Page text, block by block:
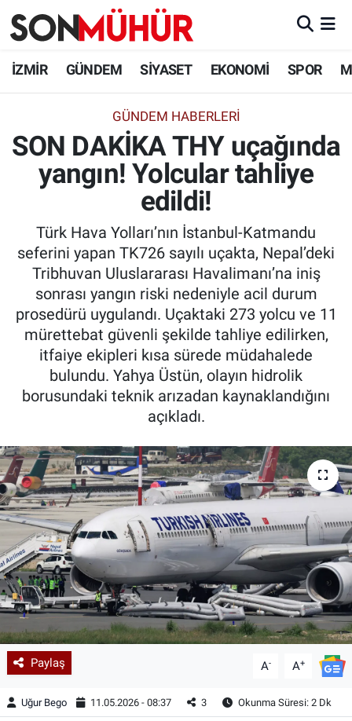
İZMİR GÜNDEM SİYASET EKONOMİ SPOR
GÜNDEM HABERLERI
SON DAKİKA THY uçağında
yangın! Yolcular tahliye
edildi!
Türk Hava Yolları’nın İstanbul-Katmandu
seferini yapan TK726 sayılı uçakta, Nepal’deki
Tribhuvan Uluslararası Havalimanı’na iniş
sonrası yangın riski nedeniyle acil durum
prosedürü uygulandı. Uçaktaki 273 yolcu ve 11
mürettebat güvenli şekilde tahliye edilirken,
itfaiye ekipleri kısa sürede müdahalede
bulundu. Yahya Üstün, olayın hidrolik
borusundaki teknik arızadan kaynaklandığını
açıkladı.
Paylaş A- A+
Uğur Bego 11.05.2026 - 08:37 3 Okunma Süresi: 2 Dk
İzmir Nöbetçi Eczaneler
İzmir Namaz Vakitleri
İzmir Trafik Yoğunluk Haritası
Süper Lig Puan Durumu ve Fikstür
Tüm Manşetler
Son Dakika Haberleri
Haber Arşivi